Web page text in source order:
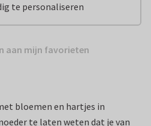
te personaliseren
aan mijn favorieten
bloemen en hartjes in
te laten weten dat je van